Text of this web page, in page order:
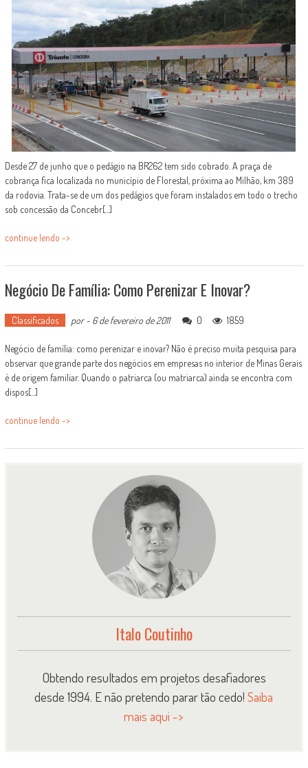
Desde 27 de junho que o pedágio na BR262 tem sido cobrado. A praça de
cobrança fica localizada no município de Florestal, próxima ao Milhão, km 389
da rodovia. Trata-se de um dos pedágios que foram instalados em todo o trecho
sob concessão da Concebr[...]
continue lendo ->
Negócio De Família: Como Perenizar E Inovar?
Classificados por- 6 de fevereiro de 2011 0 1859
Negócio de família: como perenizar e inovar? Não é preciso muita pesquisa para
observar que grande parte dos negócios em empresas no interior de Minas Gerais
é de origem familiar. Quando o patriarca (ou matriarca) ainda se encontra com
dispos[...]
continue lendo ->
Italo Coutinho
Obtendo resultados em projetos desafiadores
desde 1994. E não pretendo parar tão cedo!Saiba
mais aqui ->